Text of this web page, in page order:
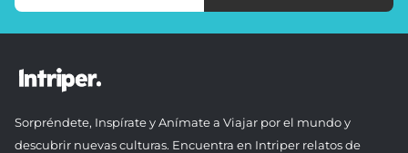
Sorpréndete, Inspírate y Anímate a Viajar por el mundo y
descubrir nuevas culturas. Encuentra en Intriper relatos de